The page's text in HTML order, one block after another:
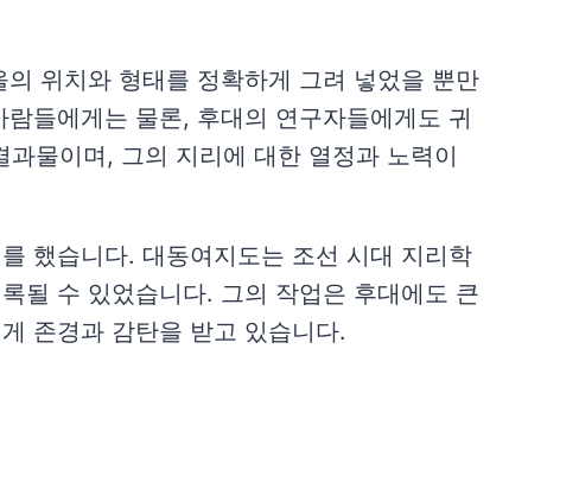
위치와 형태를 정확하게 그려 넣었을 뿐만
들에게는 물론, 후대의 연구자들에게도 귀
물이며, 그의 지리에 대한 열정과 노력이
했습니다. 대동여지도는 조선 시대 지리학
될 수 있었습니다. 그의 작업은 후대에도 큰
존경과 감탄을 받고 있습니다.